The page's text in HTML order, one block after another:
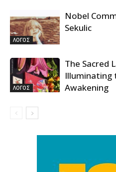
ΛΟΓΟΣ
Nobel
Sekulic
ΛΟΓΟΣ
The Sacred
Illuminating
Awakening